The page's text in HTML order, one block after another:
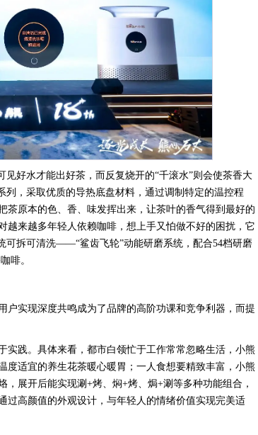
好水才能出好茶，而反复烧开的“千滚水”则会使茶香大
，采取优质的导热底盘材料，通过调制特定的温控程
茶原本的色、香、味发挥出来，让茶叶的香气得到最好的
来越多年轻人依赖咖啡，想上手又怕做不好的困扰，它
可拆可清洗——“鲨齿飞轮”动能研磨系统，配合54档研磨
啡。
户实现深度共鸣成为了品牌的高阶功课和竞争利器，而提
实践。具体来看，都市白领忙于工作常常忽略生活，小熊
度适宜的养生花茶暖心暖胃；一人食想要精致丰富，小熊
展开后能实现涮+烤、焖+烤、焗+涮等多种功能组合，
过高颜值的外观设计，与年轻人的情绪价值实现完美适